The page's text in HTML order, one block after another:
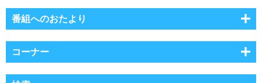
番組へのおたより
コーナー